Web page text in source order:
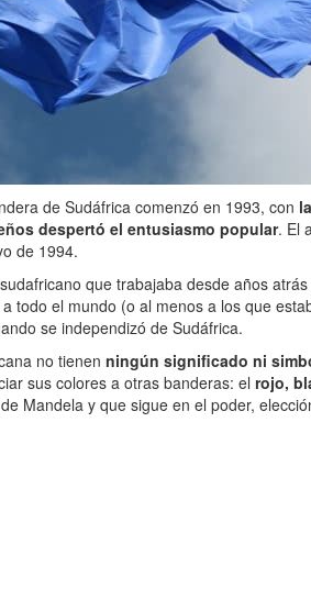
de Sudáfrica comenzó en 1993, con
despertó el entusiasmo popular. El
de 1994.
que trabajaba desde años
todo el mundo (o al menos a los que
se independizó de Sudáfrica.
no tienen ningún significado ni
sus colores a otras banderas: el rojo,
Mandela y que sigue en el poder,